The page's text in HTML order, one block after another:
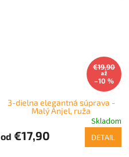
€19,90
až
–10 %
3-dielna elegantná súprava -
Malý Anjel, ruža
Skladom
od €17,90 DETAIL